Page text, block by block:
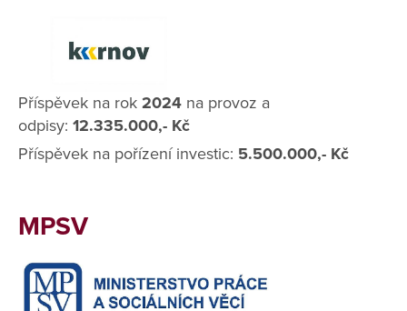
Příspěvek na rok 2024 na provoz a
odpisy: 12.335.000,- Kč
Příspěvek na pořízení investic: 5.500.000,- Kč
MPSV